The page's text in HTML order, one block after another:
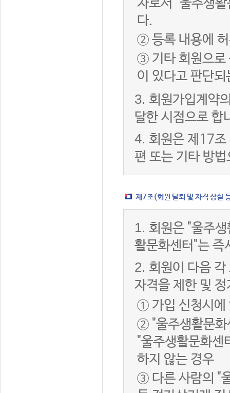
자로서 "울주생
다.
② 등록 내용에
③ 기타 회원으로
이 있다고 판단되
3. 회원가입계약
달한 시점으로 합
4. 회원은 제17조
편 또는 기타 방
제7조(회원 탈퇴 및 자격 상실
1. 회원은 "울주
활문화센터"는 즉
2. 회원이 다음
자격을 제한 및
① 가입 신청시에
② "울주생활문화
"울주생활문화센
하지 않는 경우
③ 다른 사람의 "